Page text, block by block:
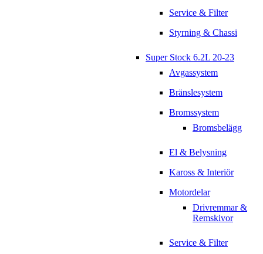
Service & Filter
Styrning & Chassi
Super Stock 6.2L 20-23
Avgassystem
Bränslesystem
Bromssystem
Bromsbelägg
El & Belysning
Kaross & Interiör
Motordelar
Drivremmar &
Remskivor
Service & Filter